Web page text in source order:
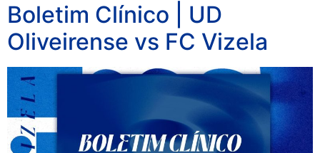
Boletim Clínico | UD
Oliveirense vs FC Vizela